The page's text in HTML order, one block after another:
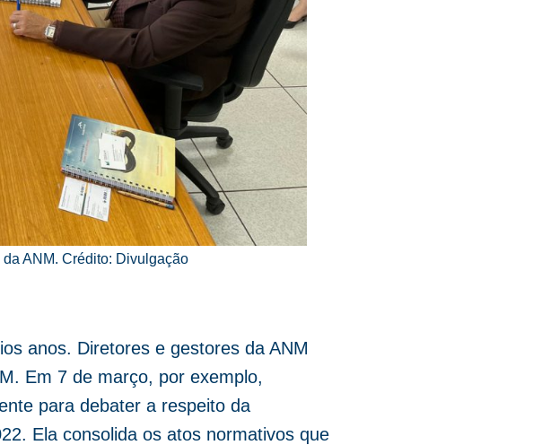
ANM. Crédito: Divulgação
anos. Diretores e gestores da ANM
Em 7 de março, por exemplo,
para debater a respeito da
Ela consolida os atos normativos que